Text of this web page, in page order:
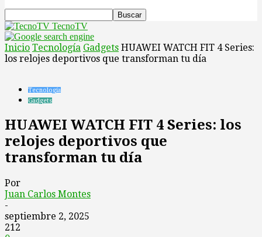
TecnoTV
Inicio Tecnología Gadgets HUAWEI WATCH FIT 4 Series:
los relojes deportivos que transforman tu día
Tecnología
Gadgets
HUAWEI WATCH FIT 4 Series: los
relojes deportivos que
transforman tu día
Por
Juan Carlos Montes
-
septiembre 2, 2025
212